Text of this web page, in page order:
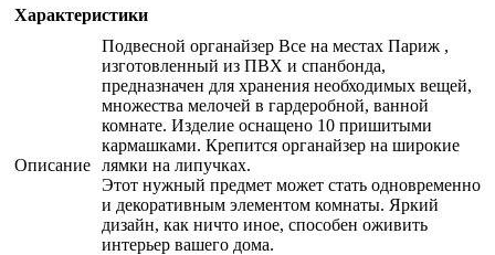
Характеристики
Описание
Подвесной органайзер Все на местах Париж ,
изготовленный из ПВХ и спанбонда,
предназначен для хранения необходимых вещей,
множества мелочей в гардеробной, ванной
комнате. Изделие оснащено 10 пришитыми
кармашками. Крепится органайзер на широкие
лямки на липучках.
Этот нужный предмет может стать одновременно
и декоративным элементом комнаты. Яркий
дизайн, как ничто иное, способен оживить
интерьер вашего дома.